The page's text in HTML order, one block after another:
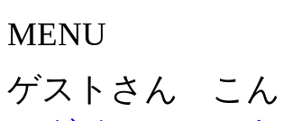
MENU
ゲストさん こん